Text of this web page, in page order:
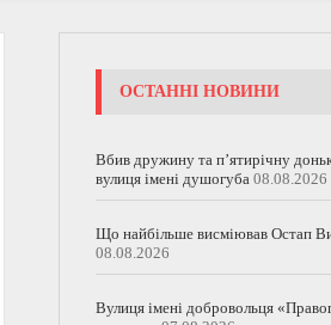
ОСТАННІ НОВИНИ
Вбив дружину та п’ятирічну
вулиця імені душогуба 08.08.2026
Що найбільше висміював Остап
08.08.2026
Вулиця імені добровольця